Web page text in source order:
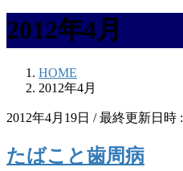
2012年4月
HOME
2012年4月
2012年4月19日 / 最終更新日時 :
たばこと歯周病